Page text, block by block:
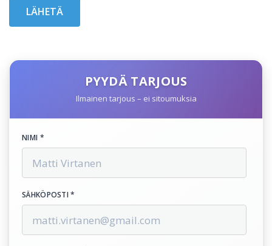
PYYDÄ TARJOUS
Ilmainen tarjous – ei sitoumuksia
NIMI *
SÄHKÖPOSTI *